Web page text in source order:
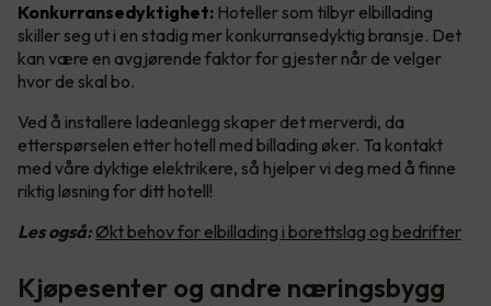
Konkurransedyktighet: Hoteller som tilbyr elbillading
skiller seg ut i en stadig mer konkurransedyktig bransje. Det
kan være en avgjørende faktor for gjester når de velger
hvor de skal bo.
Ved å installere ladeanlegg skaper det merverdi, da
etterspørselen etter hotell med billading øker. Ta kontakt
med våre dyktige elektrikere, så hjelper vi deg med å finne
riktig løsning for ditt hotell!
Les også: Økt behov for elbillading i borettslag og bedrifter
Kjøpesenter og andre næringsbygg